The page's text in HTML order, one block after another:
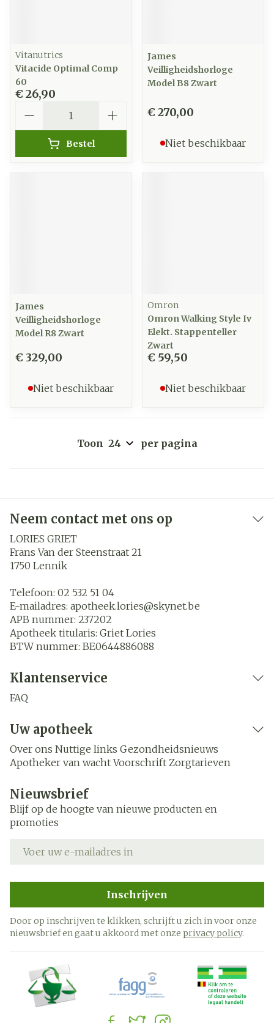
Vitanutrics
Vitacide Optimal Comp
60
€ 26,90
Bestel
James
Veilligheidshorloge
Model B8 Zwart
€ 270,00
Niet beschikbaar
James
Veilligheidshorloge
Model R8 Zwart
€ 329,00
Niet beschikbaar
Omron
Omron Walking Style Iv
Elekt. Stappenteller
Zwart
€ 59,50
Niet beschikbaar
Toon per pagina
Neem contact met ons op
LORIES GRIET
Frans Van der Steenstraat 21
1750 Lennik
Telefoon: 02 532 51 04
E-mailadres: apotheek.lories@skynet.be
APB nummer: 237202
Apotheek titularis: Griet Lories
BTW nummer: BE0644886088
Klantenservice
FAQ
Uw apotheek
Over ons Nuttige links Gezondheidsnieuws
Apotheker van wacht Voorschrift Zorgtarieven
Nieuwsbrief
Blijf op de hoogte van nieuwe producten en
promoties
Inschrijven
Door op inschrijven te klikken, schrijft u zich in voor onze
nieuwsbrief en gaat u akkoord met onze privacy policy.